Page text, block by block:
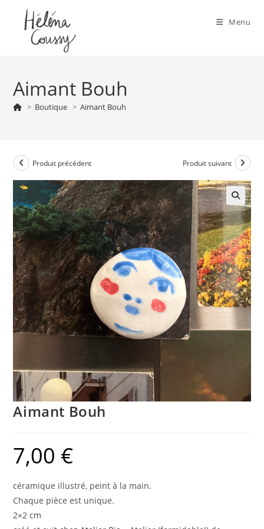
Menu
Aimant Bouh
> Boutique > Aimant Bouh
Produit précédent Produit suivant
🔍
Aimant Bouh
7,00 €
céramique illustré, peint à la main.
Chaque pièce est unique.
2×2 cm